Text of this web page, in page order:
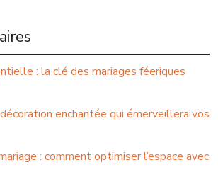
: la clé des mariages féeriques
enchantée qui émerveillera vos
: comment optimiser l’espace avec